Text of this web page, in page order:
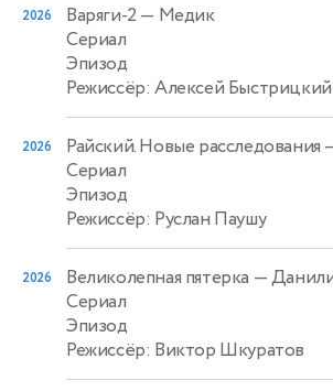
2026 Варяги-2 — Медик
Сериал
Эпизод
Режиссёр: Алексей Быстрицкий
2026 Райский. Новые расследования
Сериал
Эпизод
Режиссёр: Руслан Паушу
2026 Великолепная пятерка —
Сериал
Эпизод
Режиссёр: Виктор Шкуратов